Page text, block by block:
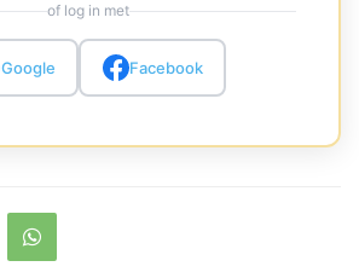
of log in met
Google Facebook